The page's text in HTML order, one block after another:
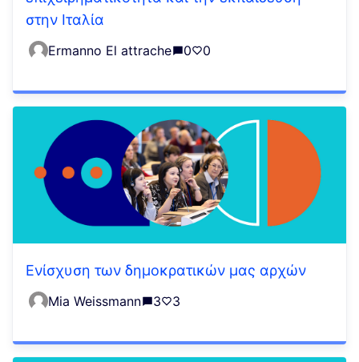
στην Ιταλία
Ermanno El attrache 0 0
Ενίσχυση των δημοκρατικών μας αρχών
Mia Weissmann 3 3